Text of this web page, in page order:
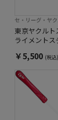
セ・リーグ・ヤ
東京ヤクルト
ライメントス
￥5,500 (税込)